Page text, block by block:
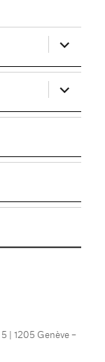
ouvrir
le
sous-
menu
ouvrir
le
sous-
menu
| 1205 Genève –